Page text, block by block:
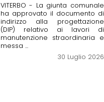
VITERBO - La giunta comunale
ha approvato il documento di
indirizzo alla progettazione
(DIP) relativo ai lavori di
manutenzione straordinaria e
messa ...
30 Luglio 2026